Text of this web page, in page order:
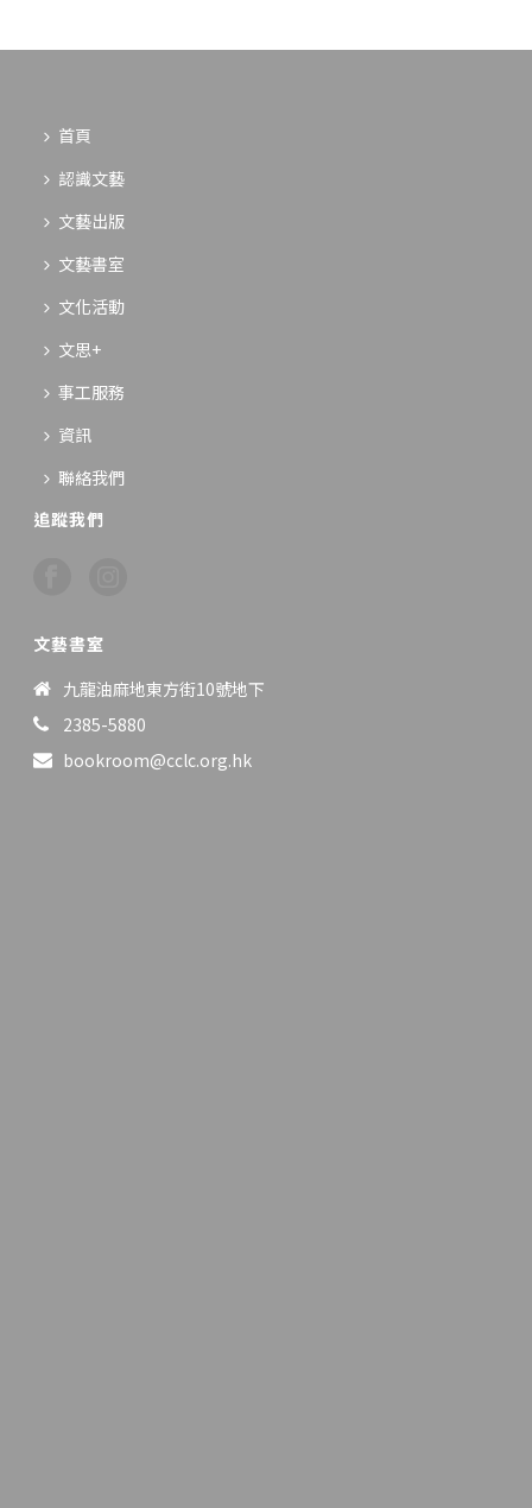
首頁
認識文藝
文藝出版
文藝書室
文化活動
文思+
事工服務
資訊
聯絡我們
追蹤我們
文藝書室
九龍油麻地東方街10號地下
2385-5880
bookroom@cclc.org.hk